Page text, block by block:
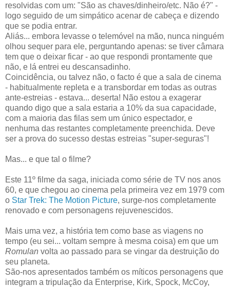
resolvidas com um: "São as chaves/dinheiro/etc. Não é?" -
logo seguido de um simpático acenar de cabeça e dizendo
que se podia entrar.
Aliás... embora levasse o telemóvel na mão, nunca ninguém
olhou sequer para ele, perguntando apenas: se tiver câmara
tem que o deixar ficar - ao que respondi prontamente que
não, e lá entrei eu descansadinho.
Coincidência, ou talvez não, o facto é que a sala de cinema
- habitualmente repleta e a transbordar em todas as outras
ante-estreias - estava... deserta! Não estou a exagerar
quando digo que a sala estaria a 10% da sua capacidade,
com a maioria das filas sem um único espectador, e
nenhuma das restantes completamente preenchida. Deve
ser a prova do sucesso destas estreias "super-seguras"!
Mas... e que tal o filme?
Este 11º filme da saga, iniciada como série de TV nos anos
60, e que chegou ao cinema pela primeira vez em 1979 com
o Star Trek: The Motion Picture, surge-nos completamente
renovado e com personagens rejuvenescidos.
Mais uma vez, a história tem como base as viagens no
tempo (eu sei... voltam sempre à mesma coisa) em que um
Romulan volta ao passado para se vingar da destruição do
seu planeta.
São-nos apresentados também os míticos personagens que
integram a tripulação da Enterprise, Kirk, Spock, McCoy,